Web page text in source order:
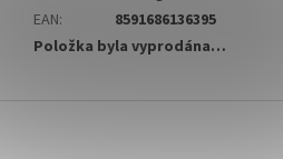
EAN:
8591686136395
Položka byla vyprodána…